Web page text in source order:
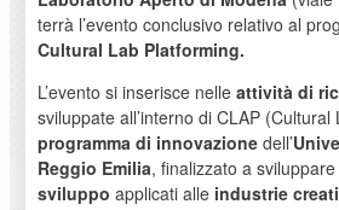
terrà l’evento conclusivo relativo al
Cultural Lab Platforming.
L’evento si inserisce nelle attività di
sviluppate all’interno di CLAP
programma di innovazionedell’
Reggio Emilia, finalizzato a sviluppare
sviluppo applicati alle industrie